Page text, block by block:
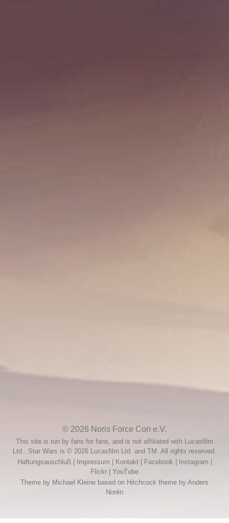
© 2026 Noris Force Con e.V.
This site is run by fans for fans, and is not affiliated with Lucasfilm
Ltd.. Star Wars is © 2026 Lucasfilm Ltd. and TM. All rights reserved.
Haftungsauschluß| Impressum Kontakt| Facebook Instagram
Flickr
YouTube
Theme by Michael Kleine based on Hitchcock theme by Anders
Norén